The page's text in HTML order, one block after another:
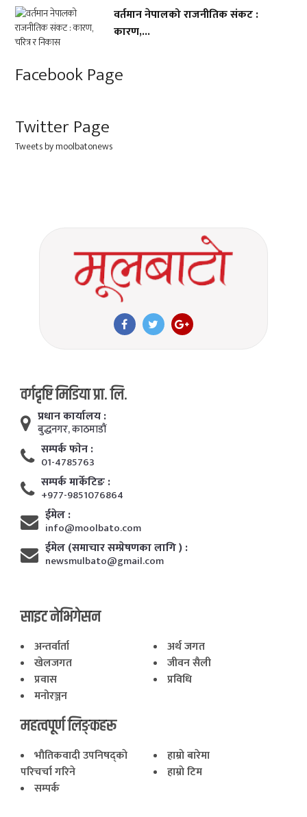
वर्तमान नेपालको राजनीतिक संकट :
कारण,...
Facebook Page
Twitter Page
Tweets by moolbatonews
वर्गदृष्टि मिडिया प्रा. लि.
प्रधान कार्यालय :
बुद्धनगर, काठमाडाैं
सम्पर्क फाेन :
01-4785763
सम्पर्क मार्केटिङ :
+977-9851076864
ईमेल :
info@moolbato.com
ईमेल (समाचार सम्प्रेषणका लागि ) :
newsmulbato@gmail.com
साइट नेभिगेसन
अन्तर्वार्ता
अर्थ जगत
खेलजगत
जीवन सैली
प्रवास
प्रविधि
मनोरञ्जन
महत्वपूर्ण लिङ्कहरू
भाैतिकवादी उपनिषद्काे
परिचर्चा गरिने
हाम्राे बारेमा
हाम्राे टिम
सम्पर्क